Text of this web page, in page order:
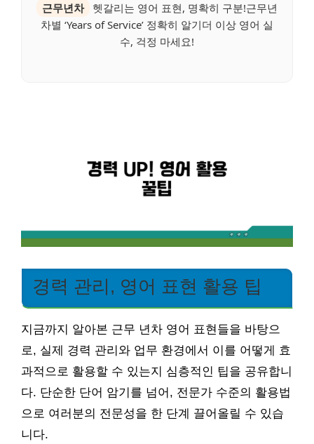
근무년차
헷갈리는 영어 표현, 명확히 구분!근무년
차별 ‘Years of Service’ 정확히 알기더 이상 영어 실
수, 걱정 마세요!
경력 관리, 영어 표현 활용 팁
지금까지 알아본 근무 년차 영어 표현들을 바탕으
로, 실제 경력 관리와 업무 환경에서 이를 어떻게 효
과적으로 활용할 수 있는지 심층적인 팁을 공유합니
다. 단순한 단어 암기를 넘어, 전문가 수준의 활용법
으로 여러분의 전문성을 한 단계 끌어올릴 수 있습
니다.